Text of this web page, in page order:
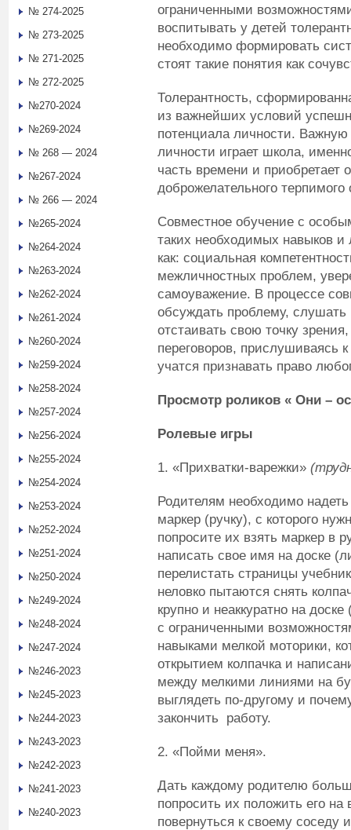
ограниченными
воспитывать у детей
необходимо формировать
стоят такие понятия как
Толерантность,
из важнейших условий
потенциала личности.
личности играет школа,
часть времени и приобретает
доброжелательного
Совместное обучение с
таких необходимых навыков
как: социальная
межличностных проблем,
самоуважение. В процессе
обсуждать проблему,
отстаивать свою точку
переговоров, прислушиваясь
учатся признавать право
Просмотр роликов « Они –
Ролевые игры
1. «Прихватки-варежки»
Родителям необходимо
маркер (ручку), с которого
попросите их взять маркер в
написать свое имя на доске
перелистать страницы
неловко пытаются снять
крупно и неаккуратно на
с ограниченными
навыками мелкой моторики,
открытием колпачка и
между мелкими линиями на
выглядеть по-другому и
закончить работу.
2. «Пойми меня».
Дать каждому родителю
попросить их положить его
повернуться к своему соседу
№ 274-2025
№ 273-2025
№ 271-2025
№ 272-2025
№270-2024
№269-2024
№ 268 — 2024
№267-2024
№ 266 — 2024
№265-2024
№264-2024
№263-2024
№262-2024
№261-2024
№260-2024
№259-2024
№258-2024
№257-2024
№256-2024
№255-2024
№254-2024
№253-2024
№252-2024
№251-2024
№250-2024
№249-2024
№248-2024
№247-2024
№246-2023
№245-2023
№244-2023
№243-2023
№242-2023
№241-2023
№240-2023